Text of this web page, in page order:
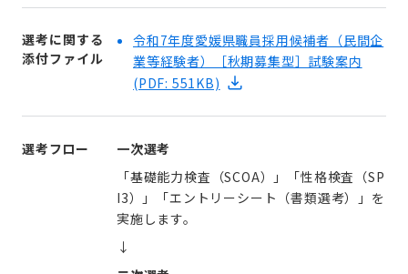
選考に関する
添付ファイル
令和7年度愛媛県職員採用候補者（民間企
業等経験者）［秋期募集型］試験案内
(PDF: 551KB)
選考フロー
一次選考
「基礎能力検査（SCOA）」「性格検査（SP
I3）」「エントリーシート（書類選考）」を
実施します。
↓